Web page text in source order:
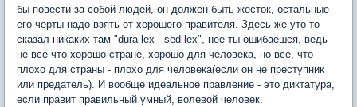
бы повести за собой людей, он должен быть жесток, остальные
его черты надо взять от хорошего правителя. Здесь же уто-то
сказал никаких там "dura lex - sed lex", нее ты ошибаешся, ведь
не все что хорошо стране, хорошо для человека, но все, что
плохо для страны - плохо для человека(если он не преступник
или предатель). И вообще идеальное правление - это диктатура,
если правит правильный умный, волевой человек.